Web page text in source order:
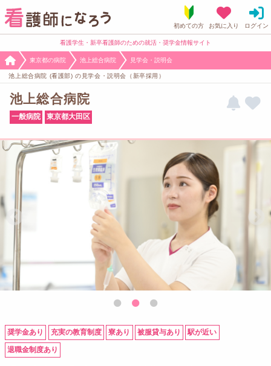
看護学生・新卒看護師のための就活・奨学金情報サイト
東京都の病院 池上総合病院 見学会・説明会
池上総合病院 (看護部) の見学会・説明会（新卒採用）
池上総合病院
一般病院 東京都大田区
奨学金あり 充実の教育制度 寮あり 被服貸与あり 駅が近い
退職金制度あり